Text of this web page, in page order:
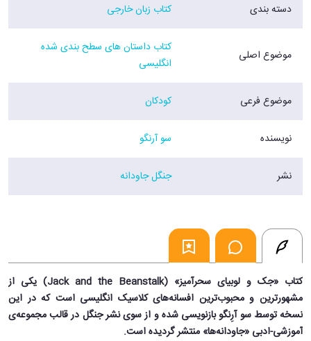
دسته بندی کتاب زبان خارجی
موضوع اصلی
کتاب داستان های سطح بندی شده
انگلیسی
موضوع فرعی کودکان
نویسنده سو آرنگو
نشر جنگل جاودانه
کتاب «جک و لوبیای سحرآمیز» (Jack and the Beanstalk) یکی از
مشهورترین و محبوب‌ترین افسانه‌های کلاسیک انگلیسی است که در این
نسخه توسط سو آرِنگو بازنویسی شده و از سوی نشر جنگل در قالب مجموعه‌ی
آموزشی-ادبی «جاودانه‌ها» منتشر گردیده است.